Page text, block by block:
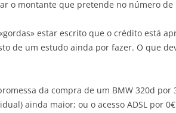
o montante que pretende no número
estar escrito que o crédito está
de um estudo ainda por fazer. O que
da compra de um BMW 320d
ainda maior; ou o acesso ADSL por